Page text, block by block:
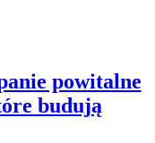
powitalne
budują